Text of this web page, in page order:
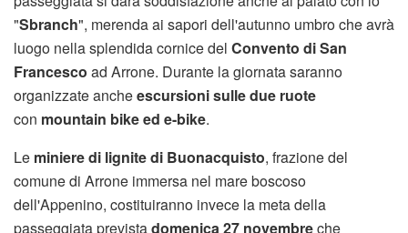
"Sbranch", merenda ai sapori dell'autunno umbro che avrà
luogo nella splendida cornice del Convento di San
Francesco ad Arrone. Durante la giornata saranno
organizzate ancheescursioni sulle due ruote
con mountain bike ed e-bike.
Le miniere di lignite di Buonacquisto, frazione del
comune di Arrone immersa nel mare boscoso
dell'Appenino, costituiranno invece la meta della
passeggiata previstadomenica 27 novembreche